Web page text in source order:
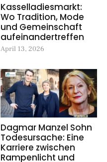
Kasselladiesmarkt:
Wo Tradition, Mode
und Gemeinschaft
aufeinandertreffen
April 13, 2026
Dagmar Manzel Sohn
Todesursache: Eine
Karriere zwischen
Rampenlicht und